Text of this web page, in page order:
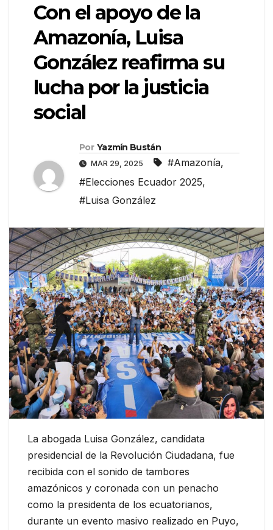
Con el apoyo de la
Amazonía, Luisa
González reafirma su
lucha por la justicia
social
Por Yazmín Bustán
MAR 29, 2025 #Amazonía,
#Elecciones Ecuador 2025,
#Luisa González
La abogada Luisa González, candidata
presidencial de la Revolución Ciudadana, fue
recibida con el sonido de tambores
amazónicos y coronada con un penacho
como la presidenta de los ecuatorianos,
durante un evento masivo realizado en Puyo,